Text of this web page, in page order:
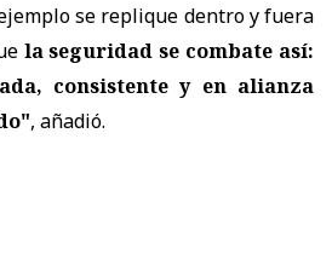
se replique dentro y fuera
la seguridad se combate así:
consistente y en alianza
, añadió.